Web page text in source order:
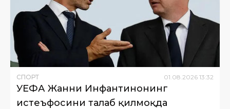
СПОРТ 01.08.2026 13:32
УЕФА Жанни Инфантинонинг
истеъфосини талаб қилмоқда